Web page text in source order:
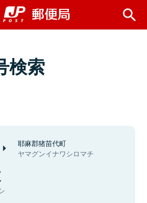
検索
耶麻郡猪苗代町
ヤマグンイナワシロマチ